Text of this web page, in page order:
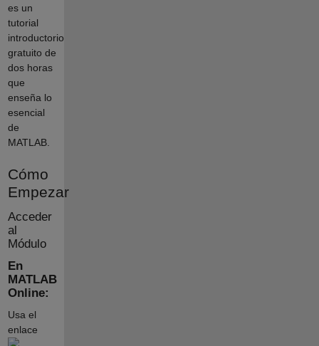
es un
tutorial
introductorio
gratuito de
dos horas
que
enseña lo
esencial
de
MATLAB.
Cómo
Empezar
Acceder
al
Módulo
En
MATLAB
Online:
Usa el
enlace